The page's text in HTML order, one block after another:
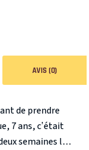
AVIS (0)
de prendre
7 ans, c’était
semaines le